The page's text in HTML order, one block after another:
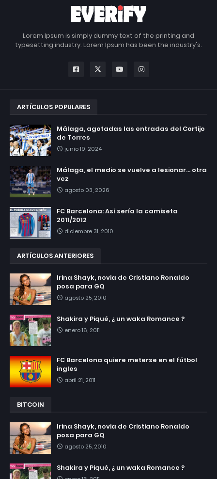
Lorem Ipsum is simply dummy text of the printing and
typesetting industry. Lorem Ipsum has been the industry's.
ARTÍCULOS POPULARES
Málaga, agotadas las entradas del Cortijo
de Torres
junio 19, 2024
Málaga, el medio se vuelve a lesionar... otra
vez
agosto 03, 2026
FC Barcelona: Así sería la camiseta
2011/2012
diciembre 31, 2010
ARTÍCULOS ANTERIORES
Irina Shayk, novia de Cristiano Ronaldo
posa para GQ
agosto 25, 2010
Shakira y Piqué, ¿ un waka Romance ?
enero 16, 2011
FC Barcelona quiere meterse en el fútbol
ingles
abril 21, 2011
BITCOIN
Irina Shayk, novia de Cristiano Ronaldo
posa para GQ
agosto 25, 2010
Shakira y Piqué, ¿ un waka Romance ?